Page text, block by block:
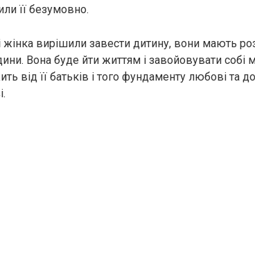
її безумовно.
вирішили завести дитину, вони мають
Вона буде йти життям і завойовувати собі
від її батьків і того фундаменту любові та